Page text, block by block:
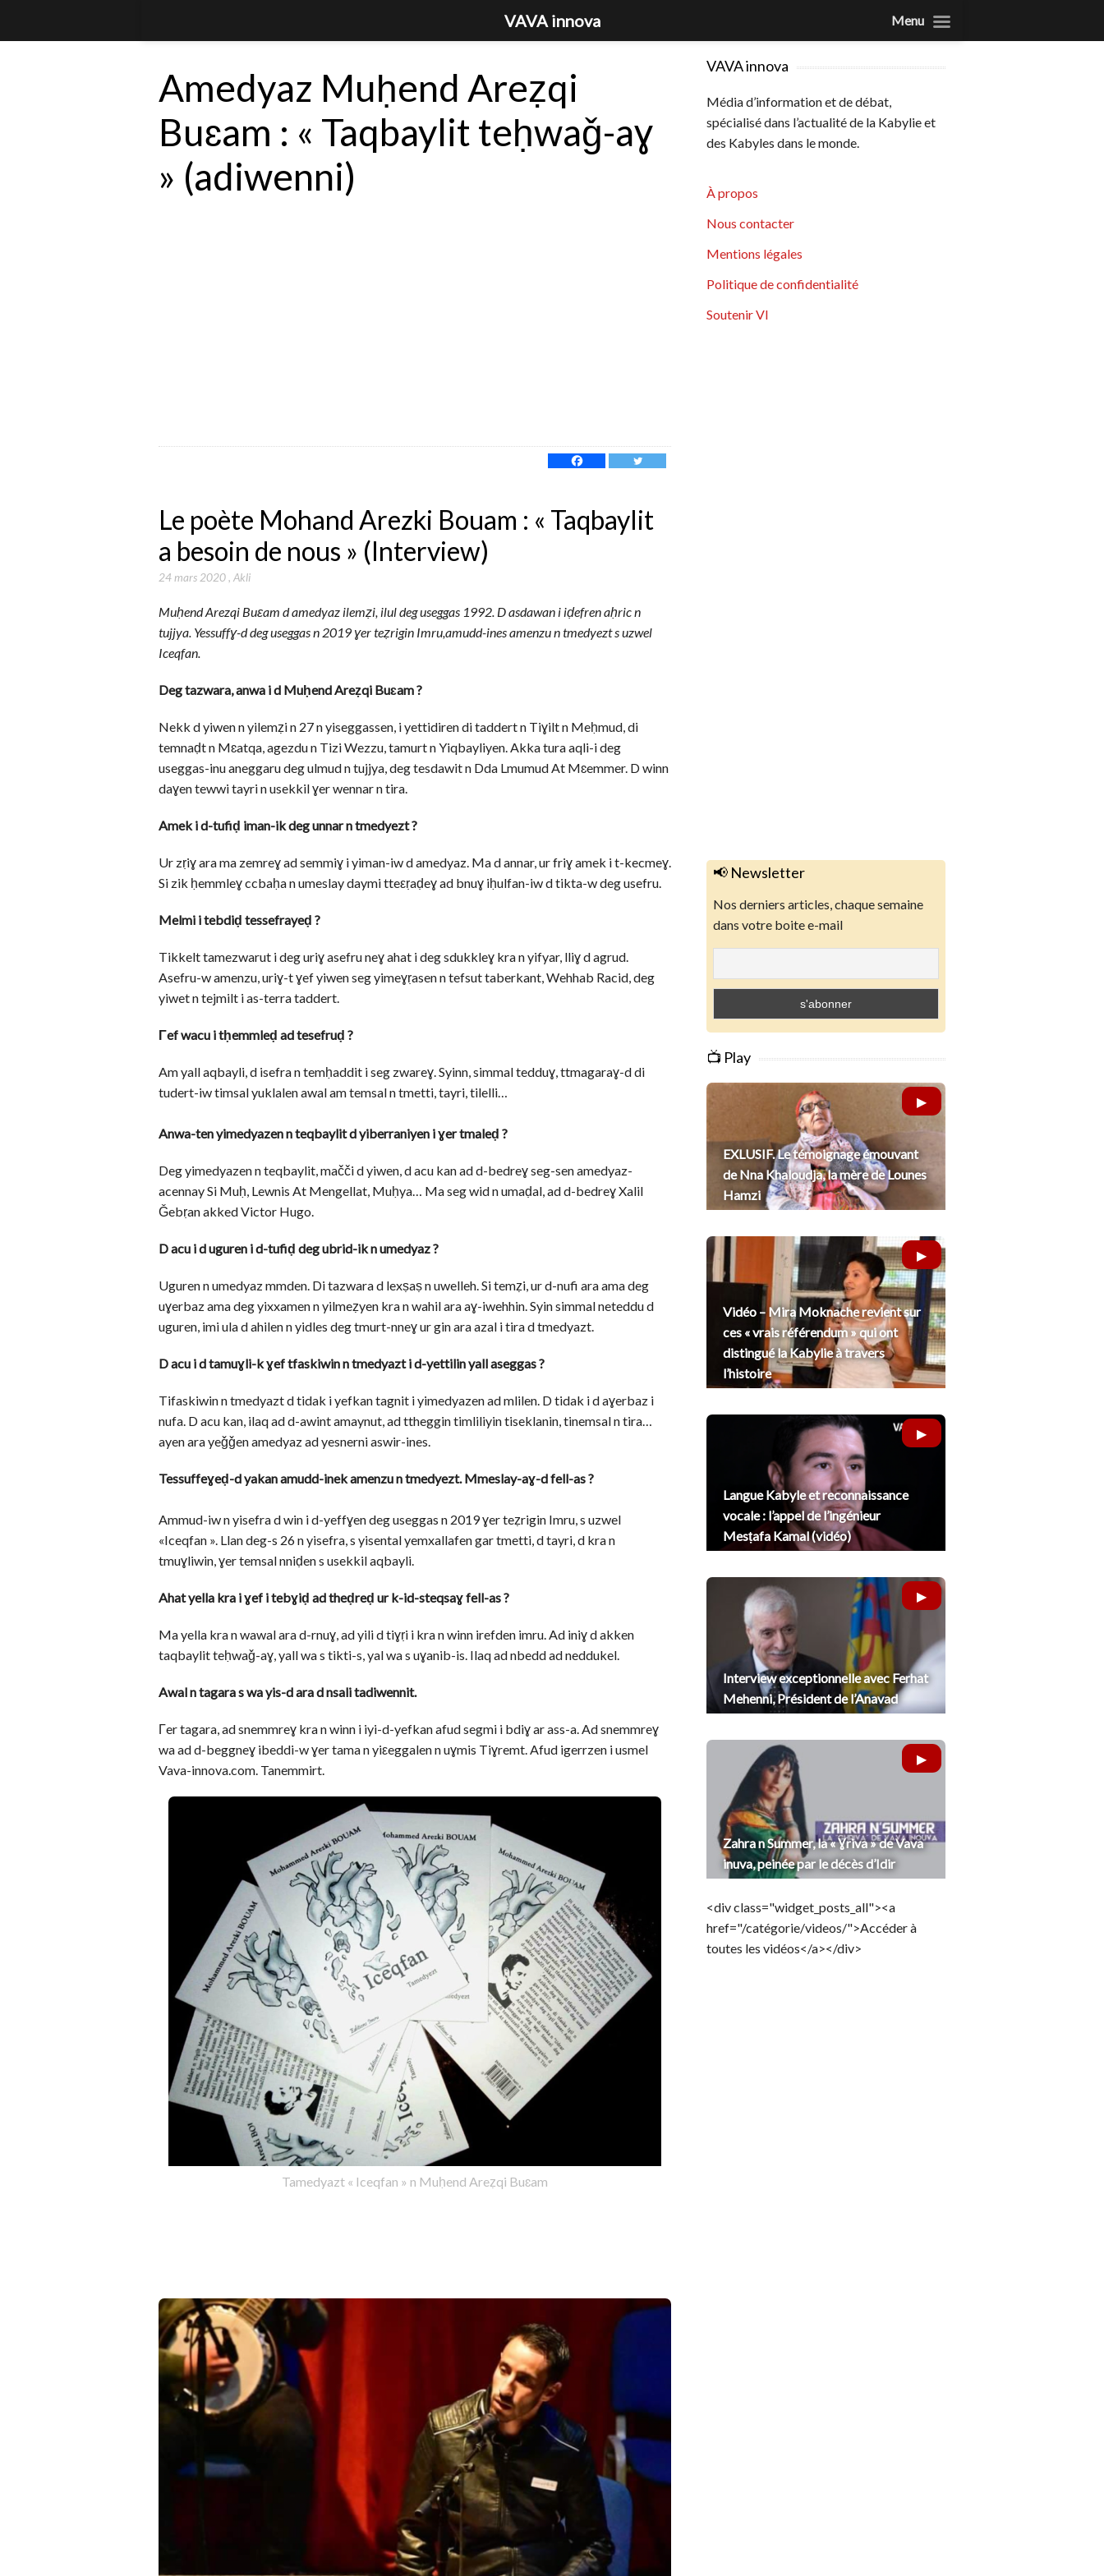
Amedyaz Muḥend Areẓqi
Buɛam : « Taqbaylit teḥwaǧ-aɣ
» (adiwenni)
Le poète Mohand Arezki Bouam : « Taqbaylit
a besoin de nous » (Interview)
24 mars 2020,Akli
Muḥend Arezqi Buɛam d amedyaz ilemẓi, ilul deg useggas 1992. D asdawan i iḍefren aḥric n
tujjya. Yessuffɣ-d deg useggas n 2019 ɣer teẓrigin Imru,amudd-ines amenzu n tmedyezt s uzwel
Iceqfan.
Deg tazwara, anwa i d Muḥend Areẓqi Buɛam ?
Nekk d yiwen n yilemẓi n 27 n yiseggassen, i yettidiren di taddert n Tiɣilt n Meḥmud, di
temnaḍt n Mɛatqa, agezdu n Tizi Wezzu, tamurt n Yiqbayliyen. Akka tura aqli-i deg
useggas-inu aneggaru deg ulmud n tujjya, deg tesdawit n Dda Lmumud At Mɛemmer. D winn
daɣen tewwi tayri n usekkil ɣer wennar n tira.
Amek i d-tufiḍ iman-ik deg unnar n tmedyezt ?
Ur zṛiɣ ara ma zemreɣ ad semmiɣ i yiman-iw d amedyaz. Ma d annar, ur friɣ amek i t-kecmeɣ.
Si zik ḥemmleɣ ccbaḥa n umeslay daymi tteεṛaḍeɣ ad bnuɣ iḥulfan-iw d tikta-w deg usefru.
Melmi i tebdiḍ tessefrayeḍ ?
Tikkelt tamezwarut i deg uriɣ asefru neɣ ahat i deg sdukkleɣ kra n yifyar, lliɣ d agrud.
Asefru-w amenzu, uriɣ-t ɣef yiwen seg yimeɣṛasen n tefsut taberkant, Wehhab Racid, deg
yiwet n tejmilt i as-terra taddert.
Γef wacu i tḥemmleḍ ad tesefruḍ ?
Am yall aqbayli, d isefra n temḥaddit i seg zwareɣ. Syinn, simmal tedduɣ, ttmagaraɣ-d di
tudert-iw timsal yuklalen awal am temsal n tmetti, tayri, tilelli…
Anwa-ten yimedyazen n teqbaylit d yiberraniyen i ɣer tmaleḍ ?
Deg yimedyazen n teqbaylit, mačči d yiwen, d acu kan ad d-bedreɣ seg-sen amedyaz-
acennay Si Muḥ, Lewnis At Mengellat, Muḥya… Ma seg wid n umaḍal, ad d-bedreɣ Xalil
Ǧebṛan akked Victor Hugo.
D acu i d uguren i d-tufiḍ deg ubrid-ik n umedyaz ?
Uguren n umedyaz mmden. Di tazwara d lexṣaṣ n uwelleh. Si temẓi, ur d-nufi ara ama deg
uɣerbaz ama deg yixxamen n yilmeẓyen kra n wahil ara aɣ-iwehhin. Syin simmal neteddu d
uguren, imi ula d ahilen n yidles deg tmurt-nneɣ ur gin ara azal i tira d tmedyazt.
D acu i d tamuɣli-k ɣef tfaskiwin n tmedyazt i d-yettilin yall aseggas ?
Tifaskiwin n tmedyazt d tidak i yefkan tagnit i yimedyazen ad mlilen. D tidak i d aɣerbaz i
nufa. D acu kan, ilaq ad d-awint amaynut, ad ttheggin timliliyin tiseklanin, tinemsal n tira…
ayen ara yeǧǧen amedyaz ad yesnerni aswir-ines.
Tessuffeɣeḍ-d yakan amudd-inek amenzu n tmedyezt. Mmeslay-aɣ-d fell-as ?
Ammud-iw n yisefra d win i d-yeffɣen deg useggas n 2019 ɣer teẓrigin Imru, s uzwel
«Iceqfan ». Llan deg-s 26 n yisefra, s yisental yemxallafen gar tmetti, d tayri, d kra n
tmuɣliwin, ɣer temsal nniḍen s usekkil aqbayli.
Ahat yella kra i ɣef i tebɣiḍ ad theḍreḍ ur k-id-steqsaɣ fell-as ?
Ma yella kra n wawal ara d-rnuɣ, ad yili d tiɣṛi i kra n winn irefden imru. Ad iniɣ d akken
taqbaylit teḥwaǧ-aɣ, yall wa s tikti-s, yal wa s uɣanib-is. Ilaq ad nbedd ad neddukel.
Awal n tagara s wa yis-d ara d nsali tadiwennit.
Γer tagara, ad snemmreɣ kra n winn i iyi-d-yefkan afud segmi i bdiɣ ar ass-a. Ad snemmreɣ
wa ad d-beggneɣ ibeddi-w ɣer tama n yiεeggalen n uɣmis Tiɣremt. Afud igerrzen i usmel
Vava-innova.com. Tanemmirt.
Tamedyazt « Iceqfan » n Muḥend Areẓqi Buɛam
VAVA innova
Média d’information et de débat,
spécialisé dans l’actualité de la Kabylie et
des Kabyles dans le monde.
À propos
Nous contacter
Mentions légales
Politique de confidentialité
Soutenir VI
📢 Newsletter
Nos derniers articles, chaque semaine
dans votre boite e-mail
📺 Play
EXLUSIF. Le témoignage émouvant
de Nna Khaloudja, la mère de Lounes
Hamzi
Vidéo – Mira Moknache revient sur
ces « vrais référendum » qui ont
distingué la Kabylie à travers
l’histoire
Langue Kabyle et reconnaissance
vocale : l’appel de l’ingénieur
Mesṭafa Kamal (vidéo)
Interview exceptionnelle avec Ferhat
Mehenni, Président de l’Anavad
Zahra n Summer, la « Ɣriva » de Vava
inuva, peinée par le décès d’Idir
<div class="widget_posts_all"><a
href="/catégorie/videos/">Accéder à
toutes les vidéos</a></div>
VAVA innova Menu